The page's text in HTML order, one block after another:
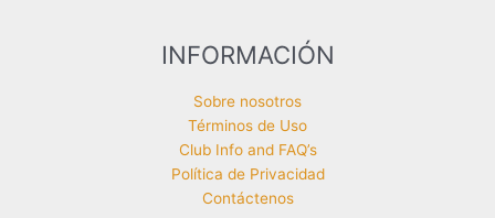
INFORMACIÓN
Sobre nosotros
Términos de Uso
Club Info and FAQ’s
Política de Privacidad
Contáctenos